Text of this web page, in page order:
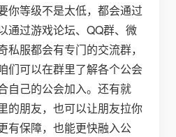
你等级不是太低，都会通过
通过游戏论坛、QQ群、微
服都会有专门的交流群，
们可以在群里了解各个公会
自己的公会加入。还有就
的朋友，也可以让朋友拉你
有保障，也能更快融入公